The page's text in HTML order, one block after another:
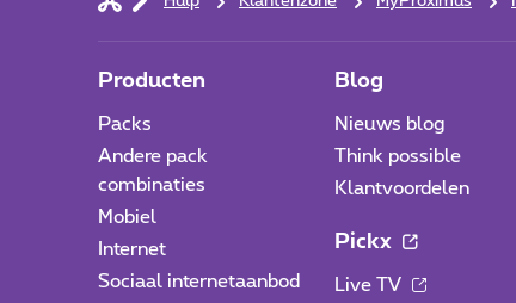
Producten
Packs
Andere pack
combinaties
Mobiel
Internet
Sociaal internetaanbod
Blog
Nieuws blog
Think possible
Klantvoordelen
Pickx
Live TV